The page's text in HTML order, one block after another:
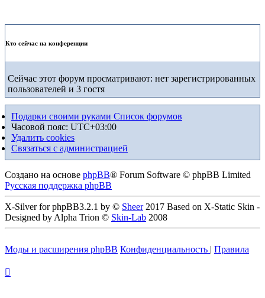
Кто сейчас на конференции
Сейчас этот форум просматривают: нет зарегистрированных
пользователей и 3 гостя
Подарки своими руками Список форумов
Часовой пояс: UTC+03:00
Удалить cookies
Связаться с администрацией
Создано на основе phpBB® Forum Software © phpBB Limited
Русская поддержка phpBB
X-Silver for phpBB3.2.1 by © Sheer2017 Based on X-Static Skin -
Designed by Alpha Trion © Skin-Lab 2008
Моды и расширения phpBB Конфиденциальность | Правила